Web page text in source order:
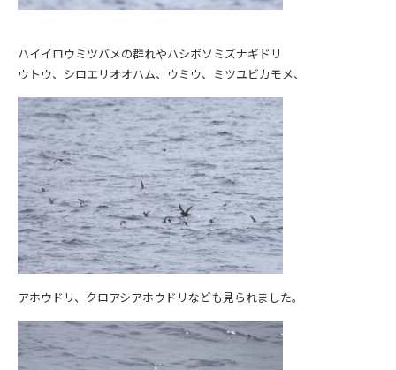
ハイイロウミツバメの群れやハシボソミズナギドリ
ウトウ、シロエリオオハム、ウミウ、ミツユビカモメ、
アホウドリ、クロアシアホウドリなども見られました。